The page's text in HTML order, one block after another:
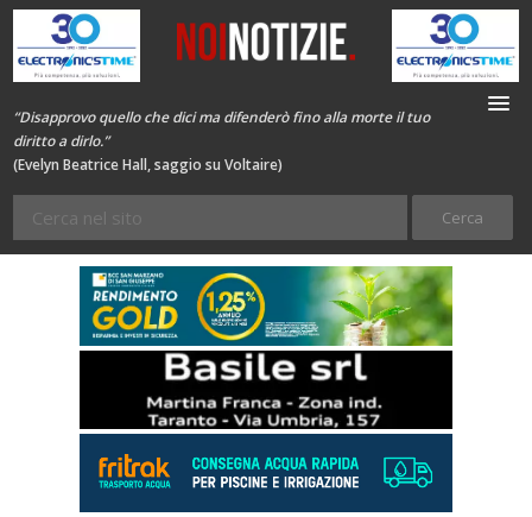
“Disapprovo quello che dici ma difenderò fino alla morte il tuo
diritto a dirlo.”
(Evelyn Beatrice Hall, saggio su Voltaire)